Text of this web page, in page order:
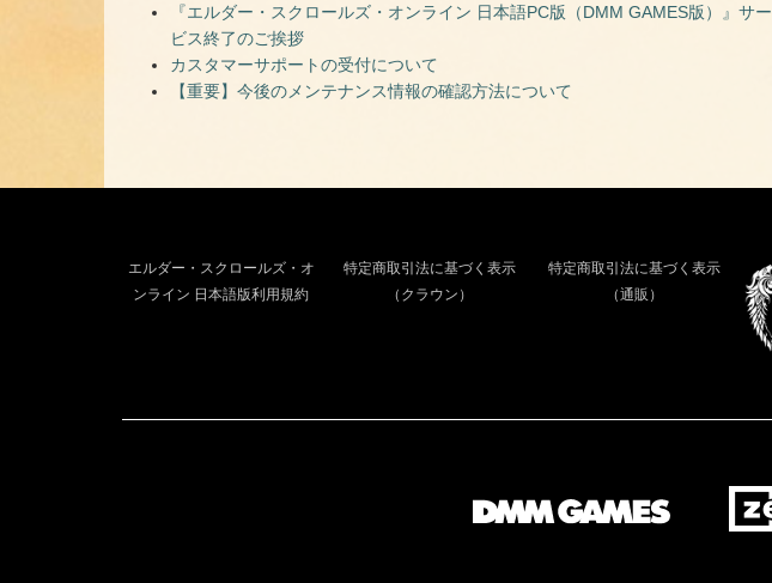
『エルダー・スクロールズ・オンライン 日本語PC版（DMM GAMES版）』サー
ビス終了のご挨拶
カスタマーサポートの受付について
【重要】今後のメンテナンス情報の確認方法について
エルダー・スクロールズ・オ
ンライン 日本語版利用規約
特定商取引法に基づく表示
（クラウン）
特定商取引法に基づく表示
（通販）